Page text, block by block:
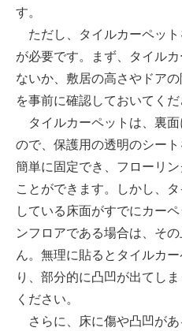
す。
ただし、タイルカーペッ
が必要です。まず、タイル
ないか、敷居の高さやドア
を事前に確認しておいてくだ
タイルカーペットは、裏
ので、保護用の透明のシー
簡単に固定でき、フローリ
ことができます。しかし、
している床面がすでにカー
ンフロアである場合は、そ
ん。無理に貼るとタイルカ
り、部分的に凸凹が出てし
ください。
さらに、床に傷や凸凹が